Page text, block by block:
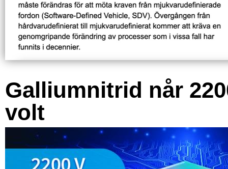
Galliumnitrid når
volt